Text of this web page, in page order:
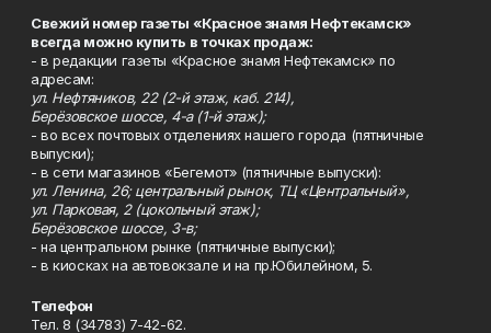
Свежий номер газеты «Красное знамя Нефтекамск»
всегда можно купить в точках продаж:
- в редакции газеты «Красное знамя Нефтекамск» по
адресам:
ул. Нефтяников, 22 (2-й этаж, каб. 214),
Берёзовское шоссе, 4-а (1-й этаж);
- во всех почтовых отделениях нашего города (пятничные
выпуски);
- в сети магазинов «Бегемот» (пятничные выпуски):
ул. Ленина, 26; центральный рынок, ТЦ «Центральный»,
ул. Парковая, 2 (цокольный этаж);
Берёзовское шоссе, 3-в;
- на центральном рынке (пятничные выпуски);
- в киосках на автовокзале и на пр.Юбилейном, 5.
Телефон
Тел. 8 (34783) 7-42-62.